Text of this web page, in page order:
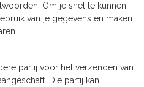
Om je snel te kunnen
van je gegevens en maken
partij voor het verzenden van
Die partij kan